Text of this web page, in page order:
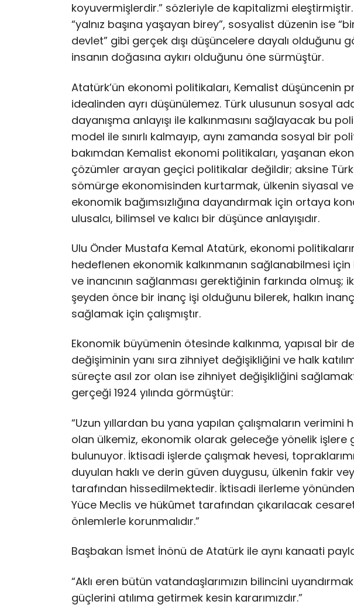
koyuvermişlerdir.” sözleriyle de kapitalizmi
“yalnız başına yaşayan birey”, sosyalist düzenin ise
devlet” gibi gerçek dışı düşüncelere dayalı olduğunu
insanın doğasına aykırı olduğunu öne sürmüştür.
Atatürk’ün ekonomi politikaları, Kemalist düşüncenin
idealinden ayrı düşünülemez. Türk ulusunun sosyal
dayanışma anlayışı ile kalkınmasını sağlayacak bu
model ile sınırlı kalmayıp, aynı zamanda sosyal bir
bakımdan Kemalist ekonomi politikaları, yaşanan
çözümler arayan geçici politikalar değildir; aksine
sömürge ekonomisinden kurtarmak, ülkenin siyasal ve
ekonomik bağımsızlığına dayandırmak için ortaya
ulusalcı, bilimsel ve kalıcı bir düşünce anlayışıdır.
Ulu Önder Mustafa Kemal Atatürk, ekonomi
hedeflenen ekonomik kalkınmanın sağlanabilmesi için
ve inancının sağlanması gerektiğinin farkında olmuş;
şeyden önce bir inanç işi olduğunu bilerek, halkın
sağlamak için çalışmıştır.
Ekonomik büyümenin ötesinde kalkınma, yapısal bir
değişiminin yanı sıra zihniyet değişikliğini ve halk
süreçte asıl zor olan ise zihniyet değişikliğini
gerçeği 1924 yılında görmüştür:
“Uzun yıllardan bu yana yapılan çalışmaların
olan ülkemiz, ekonomik olarak geleceğe yönelik işlere
bulunuyor. İktisadi işlerde çalışmak hevesi,
duyulan haklı ve derin güven duygusu, ülkenin fakir
tarafından hissedilmektedir. İktisadi ilerleme
Yüce Meclis ve hükûmet tarafından çıkarılacak
önlemlerle korunmalıdır.”
Başbakan İsmet İnönü de Atatürk ile aynı kanaati
“Aklı eren bütün vatandaşlarımızın bilincini
güçlerini atılıma getirmek kesin kararımızdır.”